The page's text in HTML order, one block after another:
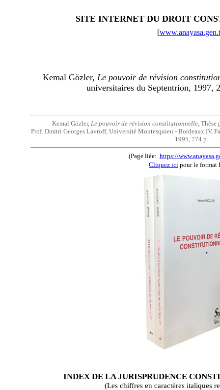
SITE INTERNET DU DROIT
[
Kemal Gözler, Le pouvoir de révision
universitaires du Septentrion, 1997,
Kemal Gözler, Le pouvoir de révision constitutionnelle,Thèse
Prof. Dmitri Georges Lavroff, Université Montesquieu - Bordeaux IV,
1995, 774 p.
(Page liée: https://
Cliquez ici pour le format
INDEX DE LA JURISPRUDENCE
(Les chiffres en caractères italiques